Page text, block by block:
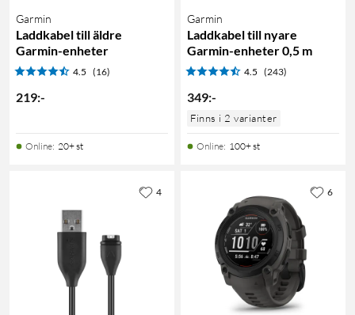
Garmin
Laddkabel till äldre
Garmin-enheter
4.5 (16)
219:-
Online: 20+ st
Garmin
Laddkabel till nyare
Garmin-enheter 0,5 m
4.5 (243)
349:-
Finns i 2 varianter
Online: 100+ st
4 6